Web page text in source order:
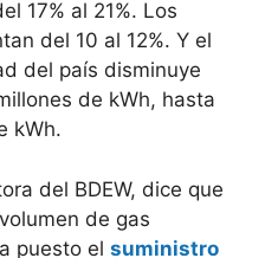
17% al 21%. Los
del 10 al 12%. Y el
del país disminuye
de kWh, hasta
kWh.
del BDEW, dice que
de gas
puesto el suministro